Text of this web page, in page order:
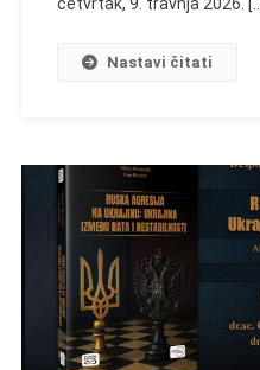
Nastavi čitati